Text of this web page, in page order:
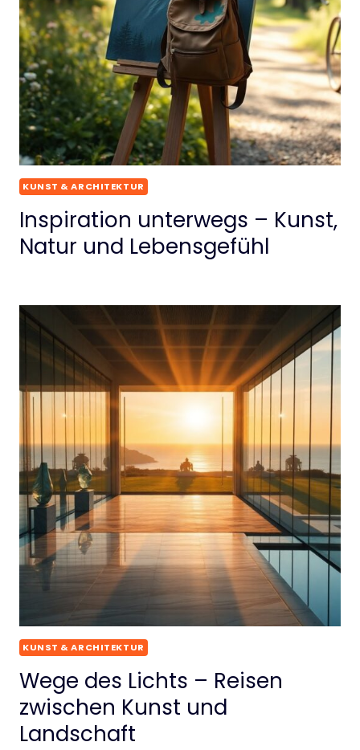
KUNST & ARCHITEKTUR
Inspiration unterwegs – Kunst,
Natur und Lebensgefühl
KUNST & ARCHITEKTUR
Wege des Lichts – Reisen
zwischen Kunst und
Landschaft